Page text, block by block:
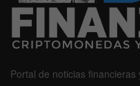
Portal de noticias